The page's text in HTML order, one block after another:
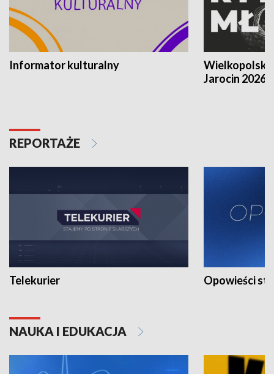
Informator kulturalny
Jarocin 2026
REPORTAŻE
Telekurier Opowieści
NAUKA I EDUKACJA